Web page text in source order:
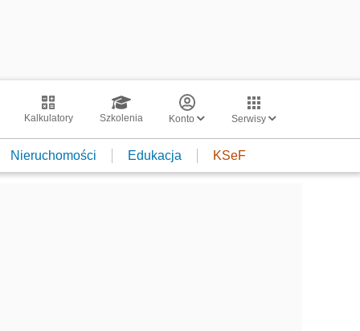
Kalkulatory Szkolenia Konto Serwisy
Nieruchomości Edukacja KSeF